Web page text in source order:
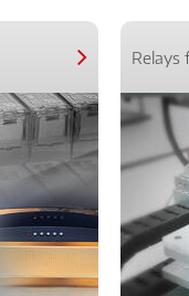
Relays